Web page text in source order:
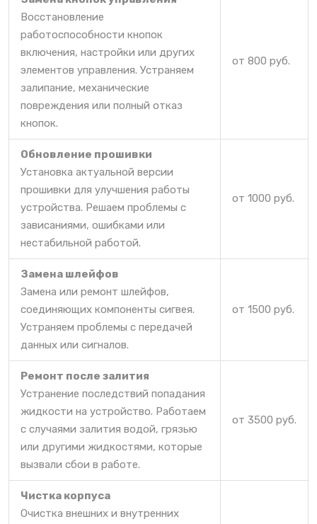
Восстановление
работоспособности кнопок
включения, настройки или других
элементов управления. Устраняем
залипание, механические
повреждения или полный отказ
кнопок.
от 800 руб.
Обновление прошивки
Установка актуальной версии
прошивки для улучшения работы
устройства. Решаем проблемы с
зависаниями, ошибками или
нестабильной работой.
от 1000 руб.
Замена шлейфов
Замена или ремонт шлейфов,
соединяющих компоненты сигвея.
Устраняем проблемы с передачей
данных или сигналов.
от 1500 руб.
Ремонт после залития
Устранение последствий попадания
жидкости на устройство. Работаем
с случаями залития водой, грязью
или другими жидкостями, которые
вызвали сбои в работе.
от 3500 руб.
Чистка корпуса
Очистка внешних и внутренних